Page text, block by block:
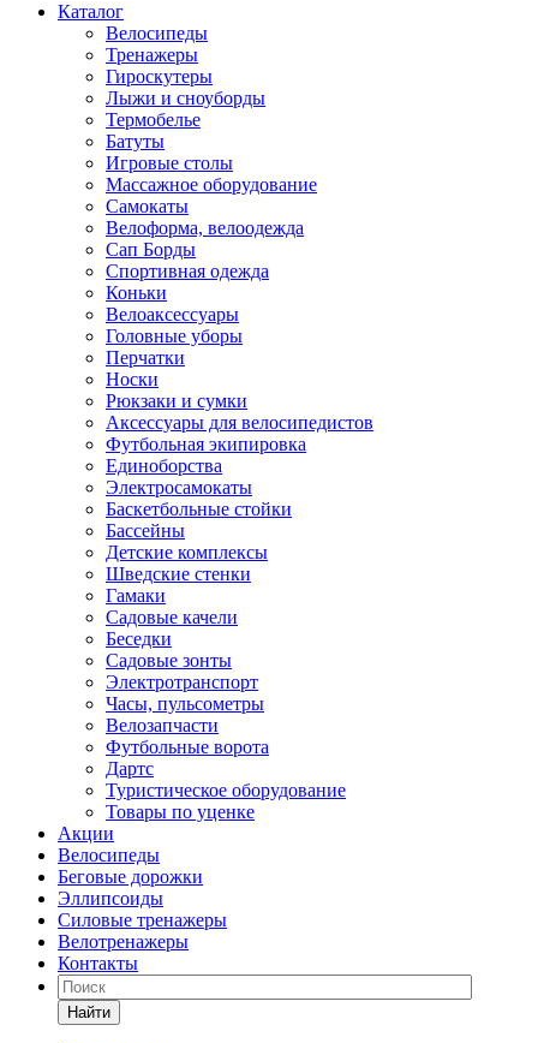
Каталог
Велосипеды
Тренажеры
Гироскутеры
Лыжи и сноуборды
Термобелье
Батуты
Игровые столы
Массажное оборудование
Самокаты
Велоформа, велоодежда
Сап Борды
Спортивная одежда
Коньки
Велоаксессуары
Головные уборы
Перчатки
Носки
Рюкзаки и сумки
Аксессуары для велосипедистов
Футбольная экипировка
Единоборства
Электросамокаты
Баскетбольные стойки
Бассейны
Детские комплексы
Шведские стенки
Гамаки
Садовые качели
Беседки
Садовые зонты
Электротранспорт
Часы, пульсометры
Велозапчасти
Футбольные ворота
Дартс
Туристическое оборудование
Товары по уценке
Акции
Велосипеды
Беговые дорожки
Эллипсоиды
Силовые тренажеры
Велотренажеры
Контакты
Найти